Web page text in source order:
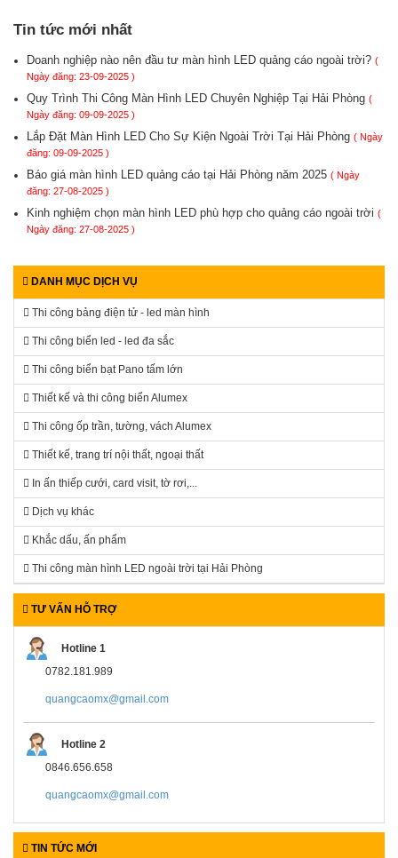
Tin tức mới nhất
Doanh nghiệp nào nên đầu tư màn hình LED quảng cáo ngoài trời? (
Ngày đăng: 23-09-2025 )
Quy Trình Thi Công Màn Hình LED Chuyên Nghiệp Tại Hải Phòng (
Ngày đăng: 09-09-2025 )
Lắp Đặt Màn Hình LED Cho Sự Kiện Ngoài Trời Tại Hải Phòng ( Ngày
đăng: 09-09-2025 )
Báo giá màn hình LED quảng cáo tại Hải Phòng năm 2025 ( Ngày
đăng: 27-08-2025 )
Kinh nghiệm chọn màn hình LED phù hợp cho quảng cáo ngoài trời (
Ngày đăng: 27-08-2025 )
DANH MỤC DỊCH VỤ
Thi công bảng điện tử - led màn hình
Thi công biển led - led đa sắc
Thi công biển bạt Pano tấm lớn
Thiết kế và thi công biển Alumex
Thi công ốp trần, tường, vách Alumex
Thiết kế, trang trí nội thất, ngoại thất
In ấn thiếp cưới, card visit, tờ rơi,...
Dịch vụ khác
Khắc dấu, ấn phẩm
Thi công màn hình LED ngoài trời tại Hải Phòng
TƯ VẤN HỖ TRỢ
Hotline 1
0782.181.989
quangcaomx@gmail.com
Hotline 2
0846.656.658
quangcaomx@gmail.com
TIN TỨC MỚI